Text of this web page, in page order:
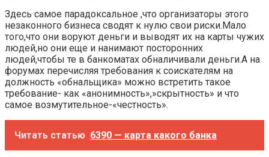
Здесь самое парадоксальное ,что организаторы этого
незаконного бизнеса сводят к нулю свои риски.Мало
того,что они воруют деньги и выводят их на карты чужих
людей,но они еще и нанимают посторонних
людей,чтобы те в банкоматах обналичивали деньги.А на
форумах перечисляя требования к соискателям на
должность «обнальщика» можно встретить такое
требование- как «анонимность»,»скрытность» и что
самое возмутительное-«честность».
Читать статью 6390 — карта какого банка